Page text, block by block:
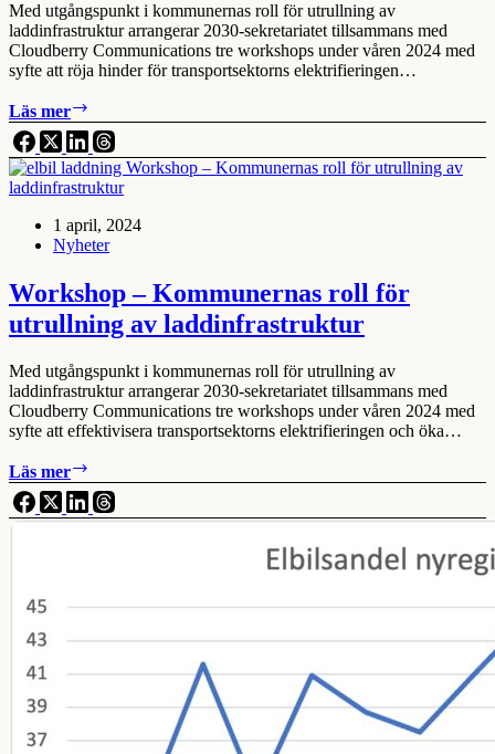
Med utgångspunkt i kommunernas roll för utrullning av
laddinfrastruktur arrangerar 2030-sekretariatet tillsammans med
Cloudberry Communications tre workshops under våren 2024 med
syfte att röja hinder för transportsektorns elektrifieringen…
Läs mer
roll
för
utrullning
av
–
17
Göteborg
1 april, 2024
Nyheter
Workshop – Kommunernas roll för
utrullning av laddinfrastruktur
Med utgångspunkt i kommunernas roll för utrullning av
laddinfrastruktur arrangerar 2030-sekretariatet tillsammans med
Cloudberry Communications tre workshops under våren 2024 med
syfte att effektivisera transportsektorns elektrifieringen och öka…
Läs mer
–
Kommunernas
roll
laddinfrastruktur